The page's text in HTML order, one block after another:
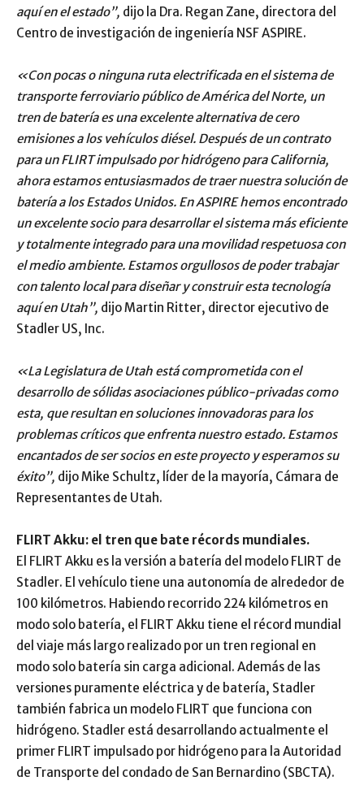
aquí en el estado”, dijo la Dra. Regan Zane, directora del
Centro de investigación de ingeniería NSF ASPIRE.
«Con pocas o ninguna ruta electrificada en el sistema de
transporte ferroviario público de América del Norte, un
tren de batería es una excelente alternativa de cero
emisiones a los vehículos diésel. Después de un contrato
para un FLIRT impulsado por hidrógeno para California,
ahora estamos entusiasmados de traer nuestra solución de
batería a los Estados Unidos. En ASPIRE hemos encontrado
un excelente socio para desarrollar el sistema más eficiente
y totalmente integrado para una movilidad respetuosa con
el medio ambiente. Estamos orgullosos de poder trabajar
con talento local para diseñar y construir esta tecnología
aquí en Utah”, dijo Martin Ritter, director ejecutivo de
Stadler US, Inc.
«La Legislatura de Utah está comprometida con el
desarrollo de sólidas asociaciones público-privadas como
esta, que resultan en soluciones innovadoras para los
problemas críticos que enfrenta nuestro estado. Estamos
encantados de ser socios en este proyecto y esperamos su
éxito”, dijo Mike Schultz, líder de la mayoría, Cámara de
Representantes de Utah.
FLIRT Akku: el tren que bate récords mundiales.
El FLIRT Akku es la versión a batería del modelo FLIRT de
Stadler. El vehículo tiene una autonomía de alrededor de
100 kilómetros. Habiendo recorrido 224 kilómetros en
modo solo batería, el FLIRT Akku tiene el récord mundial
del viaje más largo realizado por un tren regional en
modo solo batería sin carga adicional. Además de las
versiones puramente eléctrica y de batería, Stadler
también fabrica un modelo FLIRT que funciona con
hidrógeno. Stadler está desarrollando actualmente el
primer FLIRT impulsado por hidrógeno para la Autoridad
de Transporte del condado de San Bernardino (SBCTA).